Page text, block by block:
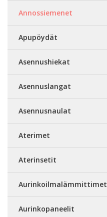
Annossiemenet
Apupöydät
Asennushiekat
Asennuslangat
Asennusnaulat
Aterimet
Aterinsetit
Aurinkoilmalämmittimet
Aurinkopaneelit